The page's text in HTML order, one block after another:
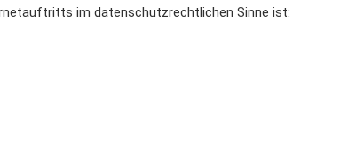
im datenschutzrechtlichen Sinne ist: